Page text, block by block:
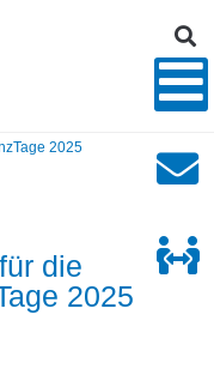
2025
für die
2025